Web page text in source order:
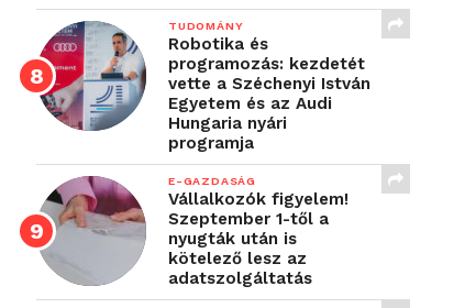
TUDOMÁNY
Robotika és
programozás: kezdetét
vette a Széchenyi István
Egyetem és az Audi
Hungaria nyári
programja
E-GAZDASÁG
Vállalkozók figyelem!
Szeptember 1-től a
nyugták után is
kötelező lesz az
adatszolgáltatás